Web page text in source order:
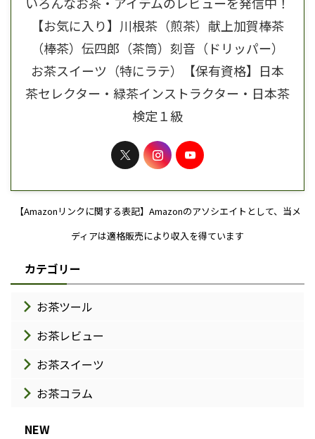
【お気に入り】川根茶（煎茶）献上加賀棒茶
（棒茶）伝四郎（茶筒）刻音（ドリッパー）
お茶スイーツ（特にラテ）【保有資格】日本
茶セレクター・緑茶インストラクター・日本茶
検定１級
【Amazonリンクに関する表記】Amazonのアソシエイトとして、当メ
ディアは適格販売により収入を得ています
カテゴリー
お茶ツール
お茶レビュー
お茶スイーツ
お茶コラム
NEW